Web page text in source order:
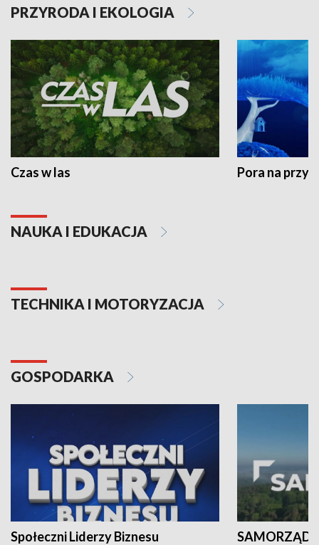
PRZYRODA I EKOLOGIA
Czas w las Pora na
NAUKA I EDUKACJA
TECHNIKA I MOTORYZACJA
GOSPODARKA
Społeczni Liderzy Biznesu SAMORZĄD